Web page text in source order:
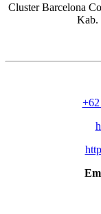
Cluster Barcelona
Kab.